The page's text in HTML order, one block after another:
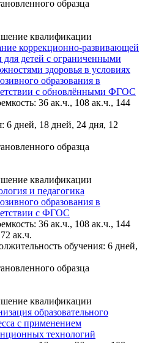
образца
квалификации
коррекционно-развивающей
для детей с ограниченными
здоровья в условиях
образования в
с обновлёнными ФГОС
36 ак.ч., 108 ак.ч., 144
6 дней, 18 дней, 24 дня, 12
образца
квалификации
и педагогика
образования в
с ФГОС
36 ак.ч., 108 ак.ч., 144
ак.ч.
обучения: 6 дней,
образца
квалификации
образовательного
с применением
технологий